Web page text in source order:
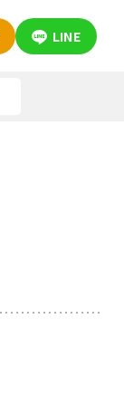
LINE